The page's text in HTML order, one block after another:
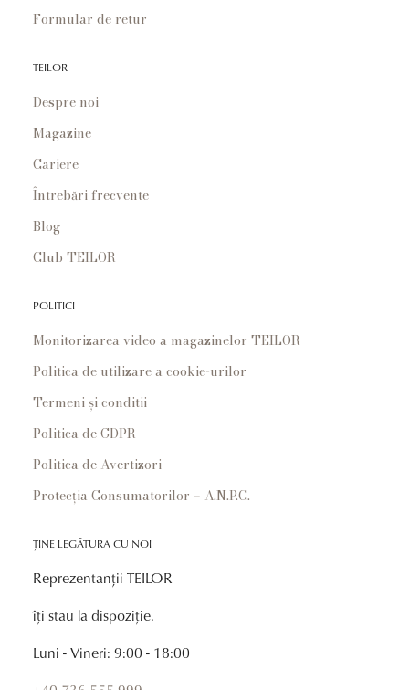
Formular de retur
TEILOR
Despre noi
Magazine
Cariere
Întrebări frecvente
Blog
Club TEILOR
POLITICI
Monitorizarea video a magazinelor TEILOR
Politica de utilizare a cookie-urilor
Termeni și conditii
Politica de GDPR
Politica de Avertizori
Protecția Consumatorilor – A.N.P.C.
ȚINE LEGĂTURA CU NOI
Reprezentanții TEILOR
îți stau la dispoziție.
Luni - Vineri: 9:00 - 18:00